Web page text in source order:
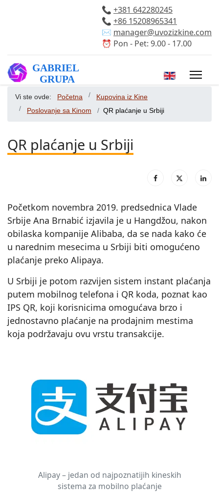
📞 +381 642280245
📞 +86 15208965341
✉️ manager@uvozizkine.com
⏰ Pon - Pet: 9.00 - 17.00
Izaberite vaš
Vi ste ovde: Početna
Kupovina iz Kine
Poslovanje sa Kinom
QR plaćanje u Srbiji
QR plaćanje u Srbiji
Početkom novembra 2019. predsednica Vlade
Srbije Ana Brnabić izjavila je u Hangdžou, nakon
obilaska kompanije Alibaba, da se nada kako će
u narednim mesecima u Srbiji biti omogućeno
plaćanje preko Alipaya.
U Srbiji je potom razvijen sistem instant plaćanja
putem mobilnog telefona i QR koda, poznat kao
IPS QR, koji korisnicima omogućava brzo i
jednostavno plaćanje na prodajnim mestima
koja podržavaju ovu vrstu transakcije.
Alipay – jedan od najpoznatijih kineskih
sistema za mobilno plaćanje